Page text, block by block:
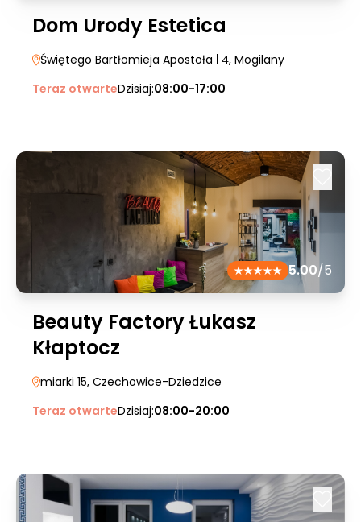
Dom Urody Estetica
Świętego Bartłomieja Apostoła | 4, Mogilany
Teraz otwarteDzisiaj:08:00-17:00
5.00/5
Beauty Factory Łukasz
Kłaptocz
miarki 15, Czechowice-Dziedzice
Teraz otwarteDzisiaj:08:00-20:00